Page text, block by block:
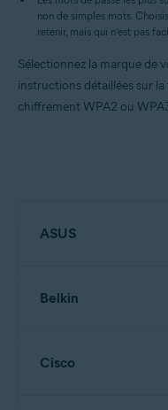
non de simples mots.
retenir, mais qui n’est pas
Sélectionnez la marque de
instructions détaillées sur
chiffrement WPA2 ou
ASUS
Belkin
Cisco